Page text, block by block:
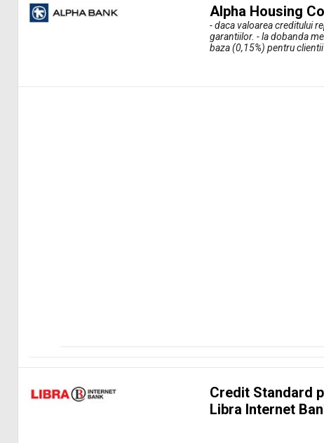
Alpha Housing
- daca valoarea creditului
garantiilor. - la dobanda
baza (0,15%) pentru
Credit Standard
Libra Internet